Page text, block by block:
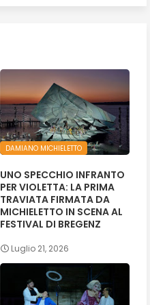
DAMIANO MICHIELETTO
UNO SPECCHIO INFRANTO
PER VIOLETTA: LA PRIMA
TRAVIATA FIRMATA DA
MICHIELETTO IN SCENA AL
FESTIVAL DI BREGENZ
Luglio 21, 2026